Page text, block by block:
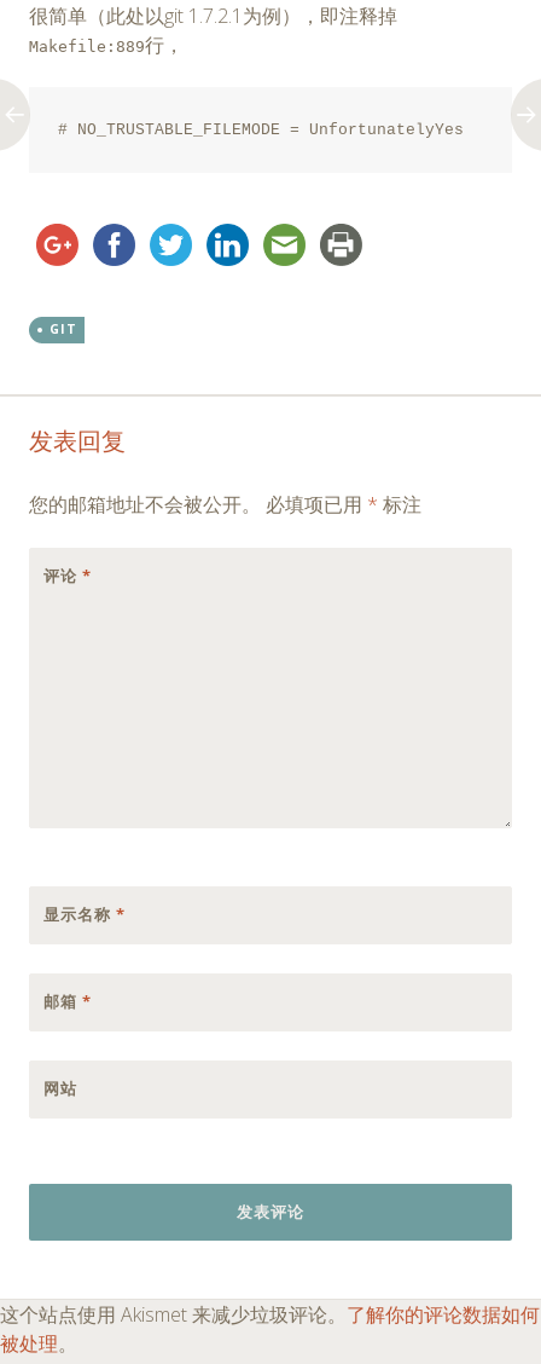
很简单（此处以git 1.7.2.1为例），即注释掉
Makefile:889行，
GIT
Post
navigation
发表回复
您的邮箱地址不会被公开。 必填项已用 * 标注
评论 *
显示名称 *
邮箱 *
网站
这个站点使用 Akismet 来减少垃圾评论。 了解你的评论数据如何
被处理。